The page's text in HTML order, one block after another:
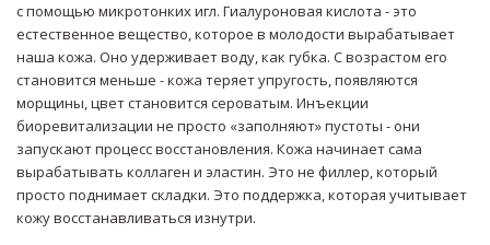
с помощью микротонких игл. Гиалуроновая кислота - это
естественное вещество, которое в молодости вырабатывает
наша кожа. Оно удерживает воду, как губка. С возрастом его
становится меньше - кожа теряет упругость, появляются
морщины, цвет становится сероватым. Инъекции
биоревитализации не просто «заполняют» пустоты - они
запускают процесс восстановления. Кожа начинает сама
вырабатывать коллаген и эластин. Это не филлер, который
просто поднимает складки. Это поддержка, которая учитывает
кожу восстанавливаться изнутри.